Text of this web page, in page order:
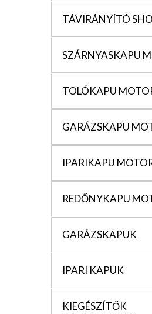
TÁVIRÁNYÍTÓ
SZÁRNYASKAPU
TOLÓKAPU
GARÁZSKAPU
IPARIKAPU
REDŐNYKAPU
GARÁZSKAPUK
IPARI KAPUK
KIEGÉSZÍTŐK